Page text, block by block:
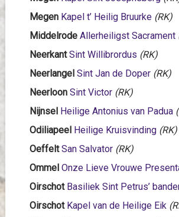
Megen Kapel t’ Heilig Bruurke (RK)
Middelrode Allerheiligst Sacrament
Neerkant Sint Willibrordus (RK)
Neerlangel Sint Jan de Doper (RK)
Neerloon Sint Victor (RK)
Nijnsel Heilige Antonius van Padua
Odiliapeel Heilige Kruisvinding(RK)
Oeffelt San Salvator (RK)
Ommel Onze Lieve Vrouwe
Oirschot Basiliek Sint Petrus’
Oirschot Kapel van de Heilige Eik